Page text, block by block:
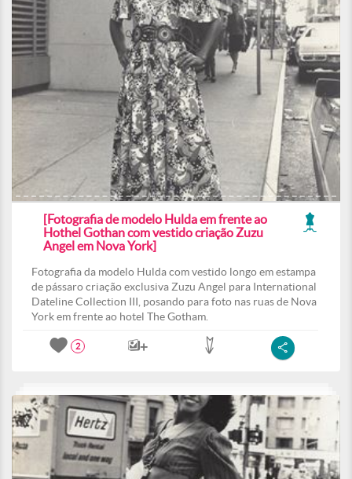
[Fotografia de modelo Hulda em frente ao
Hothel Gothan com vestido criação Zuzu
Angel em Nova York]
Fotografia da modelo Hulda com vestido longo em estampa
de pássaro criação exclusiva Zuzu Angel para International
Dateline Collection III, posando para foto nas ruas de Nova
York em frente ao hotel The Gotham.
2